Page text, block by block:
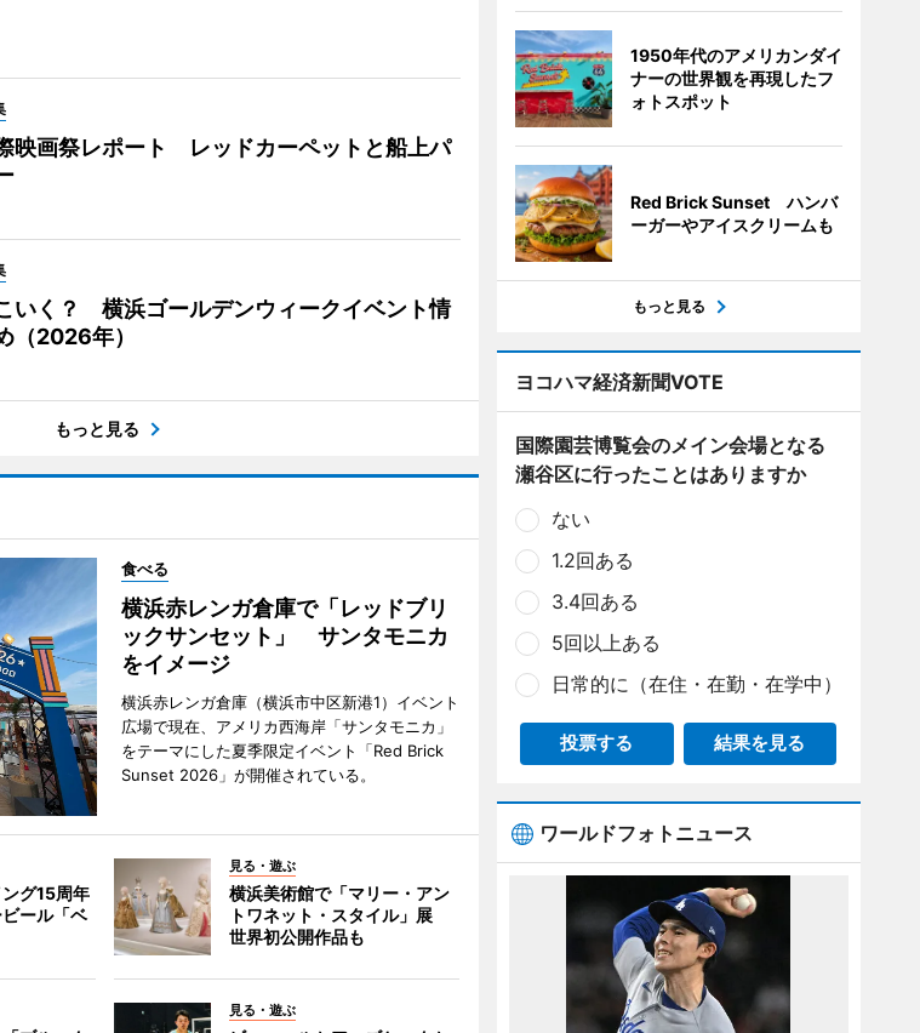
映画祭レポート レッドカーペットと船上パ
いく？ 横浜ゴールデンウィークイベント情
（2026年）
もっと見る
食べる
横浜赤レンガ倉庫で「レッドブリ
ックサンセット」 サンタモニカ
をイメージ
横浜赤レンガ倉庫（横浜市中区新港1）イベント
広場で現在、アメリカ西海岸「サンタモニカ」
をテーマにした夏季限定イベント「Red Brick
Sunset 2026」が開催されている。
グ15周年
ール「ベ
見る・遊ぶ
横浜美術館で「マリー・アン
トワネット・スタイル」展
世界初公開作品も
見る・遊ぶ
1950年代のアメリカンダイ
ナーの世界観を再現したフ
ォトスポット
Red Brick Sunset ハンバ
ーガーやアイスクリームも
もっと見る
ヨコハマ経済新聞VOTE
国際園芸博覧会のメイン会場となる
瀬谷区に行ったことはありますか
ない
1.2回ある
3.4回ある
5回以上ある
日常的に（在住・在勤・在学中）
投票する 結果を見る
ワールドフォトニュース